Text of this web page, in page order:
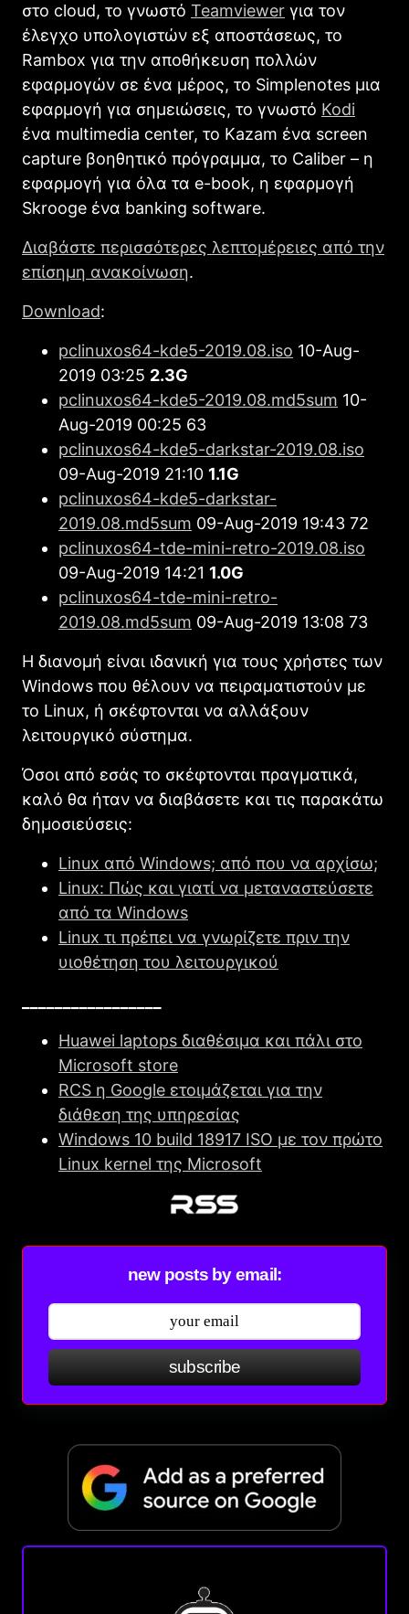
στο cloud, το γνωστό Teamviewer για τον
έλεγχο υπολογιστών εξ αποστάσεως, το
Rambox για την αποθήκευση πολλών
εφαρμογών σε ένα μέρος, το Simplenotes μια
εφαρμογή για σημειώσεις, το γνωστό Kodi
ένα multimedia center, το Kazam ένα screen
capture βοηθητικό πρόγραμμα, το Caliber – η
εφαρμογή για όλα τα e-book, η εφαρμογή
Skrooge ένα banking software.
Διαβάστε περισσότερες λεπτομέρειες από την
επίσημη ανακοίνωση.
Download:
pclinuxos64-kde5-2019.08.iso 10-Aug-
2019 03:25 2.3G
pclinuxos64-kde5-2019.08.md5sum 10-
Aug-2019 00:25 63
pclinuxos64-kde5-darkstar-2019.08.iso
09-Aug-2019 21:10 1.1G
pclinuxos64-kde5-darkstar-
2019.08.md5sum 09-Aug-2019 19:43 72
pclinuxos64-tde-mini-retro-2019.08.iso
09-Aug-2019 14:21 1.0G
pclinuxos64-tde-mini-retro-
2019.08.md5sum 09-Aug-2019 13:08 73
Η διανομή είναι ιδανική για τους χρήστες των
Windows που θέλουν να πειραματιστούν με
το Linux, ή σκέφτονται να αλλάξουν
λειτουργικό σύστημα.
Όσοι από εσάς το σκέφτονται πραγματικά,
καλό θα ήταν να διαβάσετε και τις παρακάτω
δημοσιεύσεις:
Linux από Windows; από που να αρχίσω;
Linux: Πώς και γιατί να μεταναστεύσετε
από τα Windows
Linux τι πρέπει να γνωρίζετε πριν την
υιοθέτηση του λειτουργικού
Huawei laptops διαθέσιμα και πάλι στο
Microsoft store
RCS η Google ετοιμάζεται για την
διάθεση της υπηρεσίας
Windows 10 build 18917 ISO με τον πρώτο
Linux kernel της Microsoft
new posts by email:
subscribe